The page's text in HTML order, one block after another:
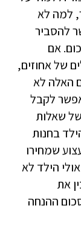
למה לא
להסביר
אם
של אחוזים,
האלה לא
לקבל
של שאלות
בחנות
שמחירו
הנחה? אז אולי הילד לא
את
ההנחה